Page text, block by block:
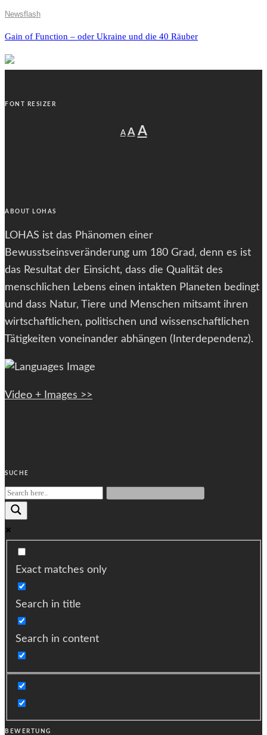
Newsflash
Gain of Function – oder Ukraine und die 40 Räuber
FONT RESIZER
A
Decrease
font
A Reset
AIncrease
ABOUT LOHAS
LOHAS ist das Phänomen einer
Bewusstseinsveränderung um 180 Grad, denn es ist
das Resultat der Einsicht, dass die Qualität des
menschlichen Lebens einen intakten Planeten bedingt
und dass Natur, Tiere und Menschen mitsamt ihren
wirtschaftlichen, politischen und wissenschaftlichen
Tätigkeiten voneinander abhängen (Interdependenz).
Video + Images >>
SUCHE
Exact matches only
Search in title
Search in content
BEWERTUNG